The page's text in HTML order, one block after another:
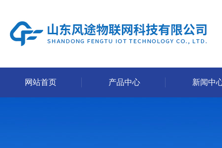
网站首页 产品中心 新闻中